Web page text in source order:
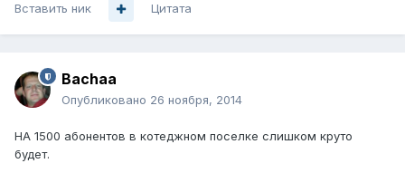
Вставить ник Цитата
Bachaa
Опубликовано 26 ноября, 2014
НА 1500 абонентов в котеджном поселке слишком круто
будет.